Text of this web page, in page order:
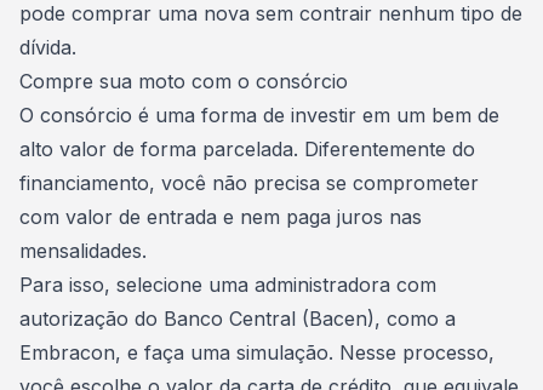
pode comprar uma nova sem contrair nenhum tipo de
dívida.
Compre sua moto com o consórcio
O consórcio é uma forma de investir em um bem de
alto valor de forma parcelada. Diferentemente do
financiamento, você não precisa se comprometer
com valor de entrada e nem paga juros nas
mensalidades.
Para isso, selecione uma administradora com
autorização do Banco Central (Bacen), como a
Embracon, e faça uma simulação. Nesse processo,